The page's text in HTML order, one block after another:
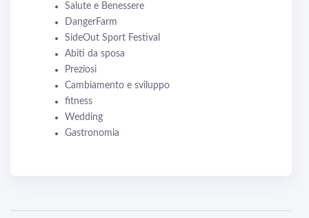
Salute e Benessere
DangerFarm
SideOut Sport Festival
Abiti da sposa
Preziosi
Cambiamento e sviluppo
fitness
Wedding
Gastronomia